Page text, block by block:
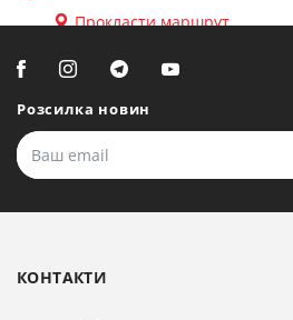
Прокласти маршрут
Біла Церква, вул. Ярослава
Мудрого, 20, офіс 108
Прокласти маршрут
Розсилка новин
КОНТАКТИ